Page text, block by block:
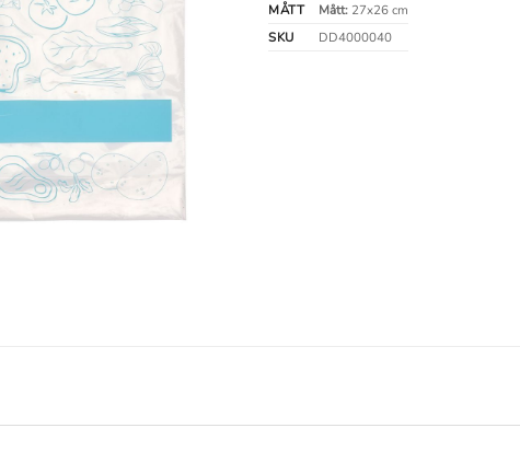
MÅTT Mått:27x26 cm
SKU
DD4000040